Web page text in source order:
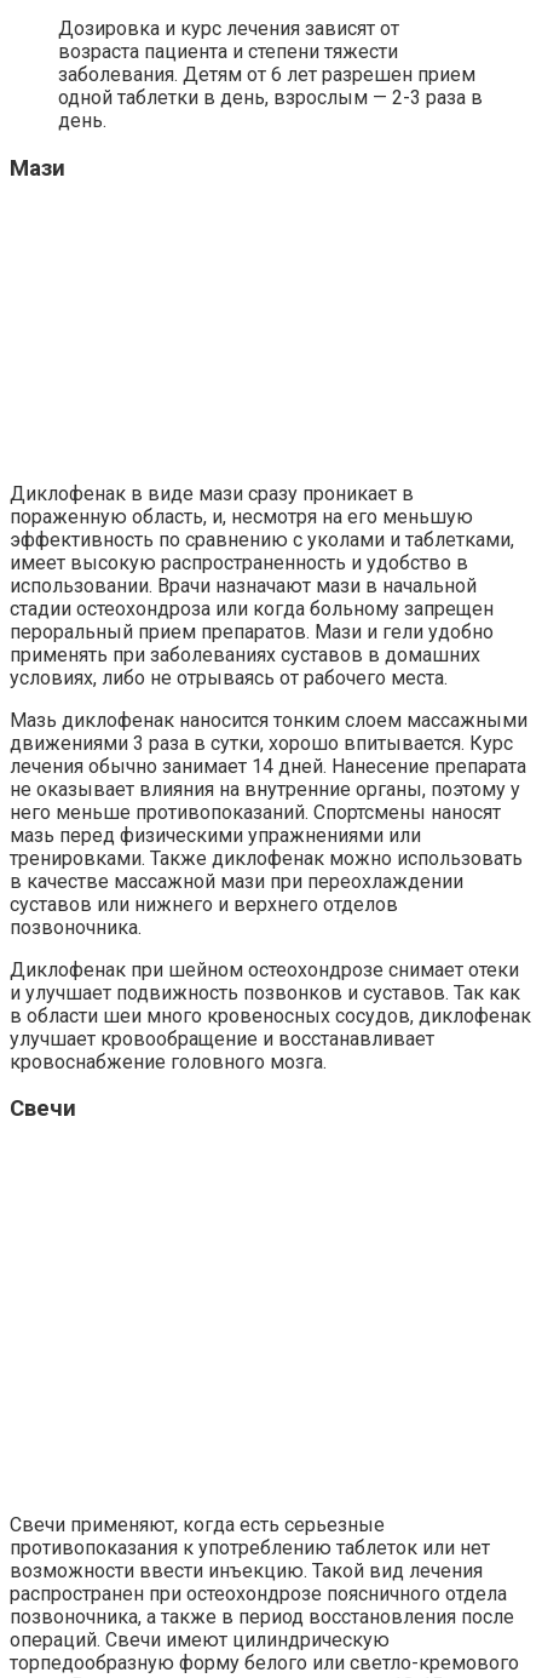
Дозировка и курс лечения зависят от
возраста пациента и степени тяжести
заболевания. Детям от 6 лет разрешен прием
одной таблетки в день, взрослым — 2-3 раза в
день.
Мази
Диклофенак в виде мази сразу проникает в
пораженную область, и, несмотря на его меньшую
эффективность по сравнению с уколами и таблетками,
имеет высокую распространенность и удобство в
использовании. Врачи назначают мази в начальной
стадии остеохондроза или когда больному запрещен
пероральный прием препаратов. Мази и гели удобно
применять при заболеваниях суставов в домашних
условиях, либо не отрываясь от рабочего места.
Мазь диклофенак наносится тонким слоем массажными
движениями 3 раза в сутки, хорошо впитывается. Курс
лечения обычно занимает 14 дней. Нанесение препарата
не оказывает влияния на внутренние органы, поэтому у
него меньше противопоказаний. Спортсмены наносят
мазь перед физическими упражнениями или
тренировками. Также диклофенак можно использовать
в качестве массажной мази при переохлаждении
суставов или нижнего и верхнего отделов
позвоночника.
Диклофенак при шейном остеохондрозе снимает отеки
и улучшает подвижность позвонков и суставов. Так как
в области шеи много кровеносных сосудов, диклофенак
улучшает кровообращение и восстанавливает
кровоснабжение головного мозга.
Свечи
Свечи применяют, когда есть серьезные
противопоказания к употреблению таблеток или нет
возможности ввести инъекцию. Такой вид лечения
распространен при остеохондрозе поясничного отдела
позвоночника, а также в период восстановления после
операций. Свечи имеют цилиндрическую
торпедообразную форму белого или светло-кремового